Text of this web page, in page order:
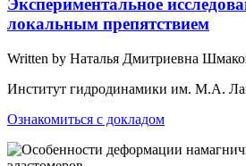
Экспериментальное
локальным препятствием
Written by Наталья Дмитриевна
Институт гидродинамики им. М.А.
Ознакомиться с докладом